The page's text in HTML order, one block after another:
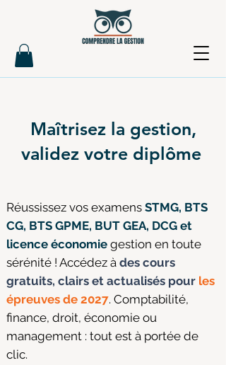
Maîtrisez la gestion,
validez votre diplôme
Réussissez vos examens STMG, BTS
CG, BTS GPME, BUT GEA, DCG et
licence économie gestion en toute
sérénité ! Accédez à des cours
gratuits, clairs et actualisés pour les
épreuves de 2027. Comptabilité,
finance, droit, économie ou
management : tout est à portée de
clic.